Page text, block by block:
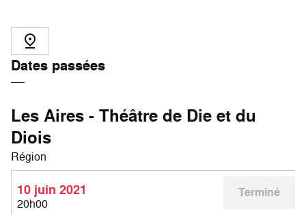
Dates passées
Les Aires - Théâtre de Die et du
Diois
Région
10 juin 2021
20h00
Terminé